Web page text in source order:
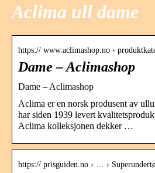
Aclima ull dame
https:// www.aclimashop.no ›
Dame – Aclimashop
Dame – Aclimashop
Aclima er en norsk produsent av
har siden 1939 levert
Aclima kolleksjonen dekker …
https:// prisguiden.no › … ›